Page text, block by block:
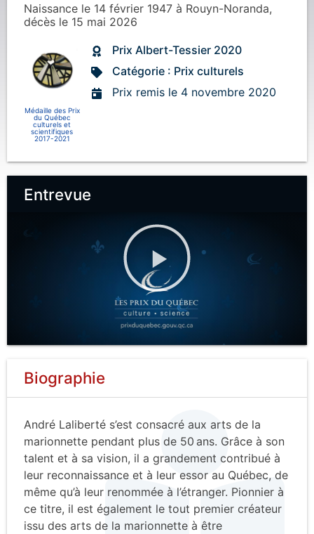
Naissance le 14 février 1947 à Rouyn-Noranda,
décès le 15 mai 2026
Médaille des Prix
du Québec
culturels et
scientifiques
2017-2021
Prix Albert-Tessier 2020
Catégorie : Prix culturels
Prix remis le 4 novembre 2020
Entrevue
Biographie
André Laliberté s’est consacré aux arts de la
marionnette pendant plus de 50 ans. Grâce à son
talent et à sa vision, il a grandement contribué à
leur reconnaissance et à leur essor au Québec, de
même qu’à leur renommée à l’étranger. Pionnier à
ce titre, il est également le tout premier créateur
issu des arts de la marionnette à être